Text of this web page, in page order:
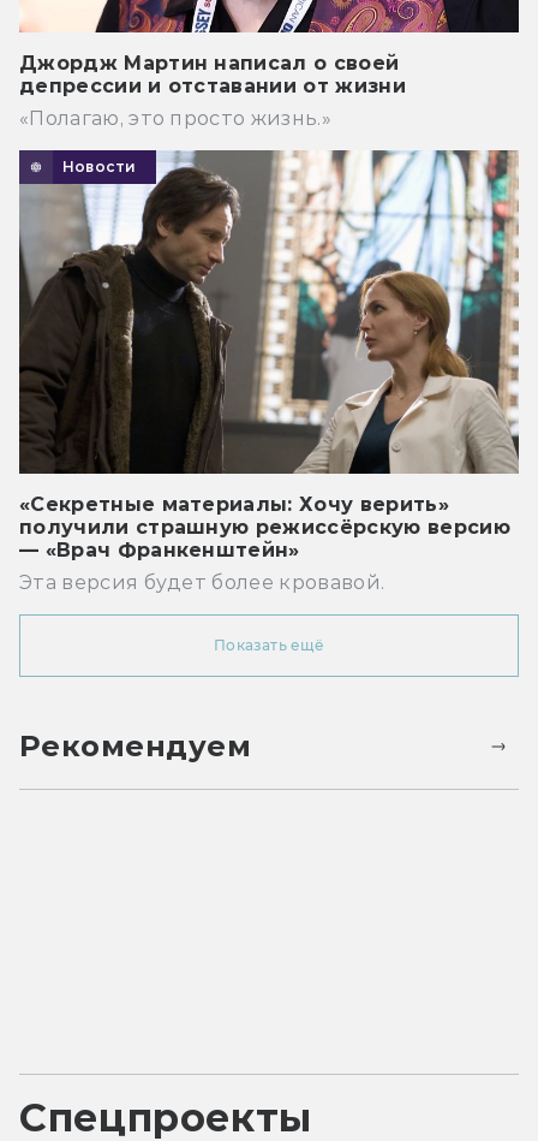
Джордж Мартин написал о своей
депрессии и отставании от жизни
«Полагаю, это просто жизнь.»
Новости
«Секретные материалы: Хочу верить»
получили страшную режиссёрскую версию
— «Врач Франкенштейн»
Эта версия будет более кровавой.
Показать ещё
Рекомендуем
Спецпроекты